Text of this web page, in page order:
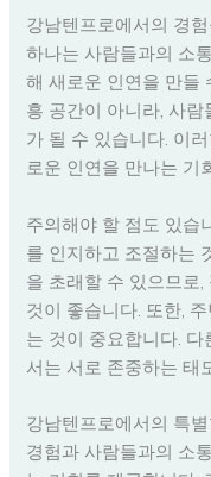
강남텐프로에서의 경
하나는 사람들과의 소
해 새로운 인연을 만들
흥 공간이 아니라, 사
가 될 수 있습니다. 이
로운 인연을 만나는 기
주의해야 할 점도 있습
를 인지하고 조절하는
을 초래할 수 있으므로
것이 좋습니다. 또한,
는 것이 중요합니다.
서는 서로 존중하는 태
강남텐프로에서의 특
경험과 사람들과의 소